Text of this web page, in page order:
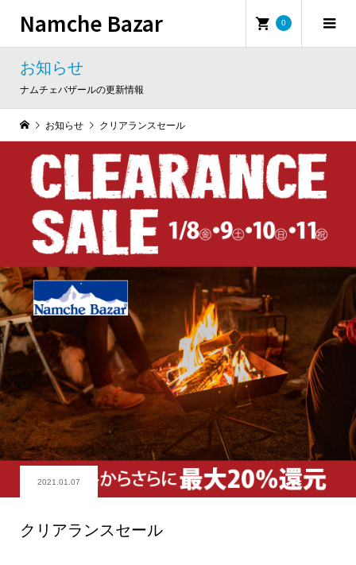
Namche Bazar 0
お知らせ
ナムチェバザールの更新情報
お知らせ クリアランスセール
2021.01.07
クリアランスセール